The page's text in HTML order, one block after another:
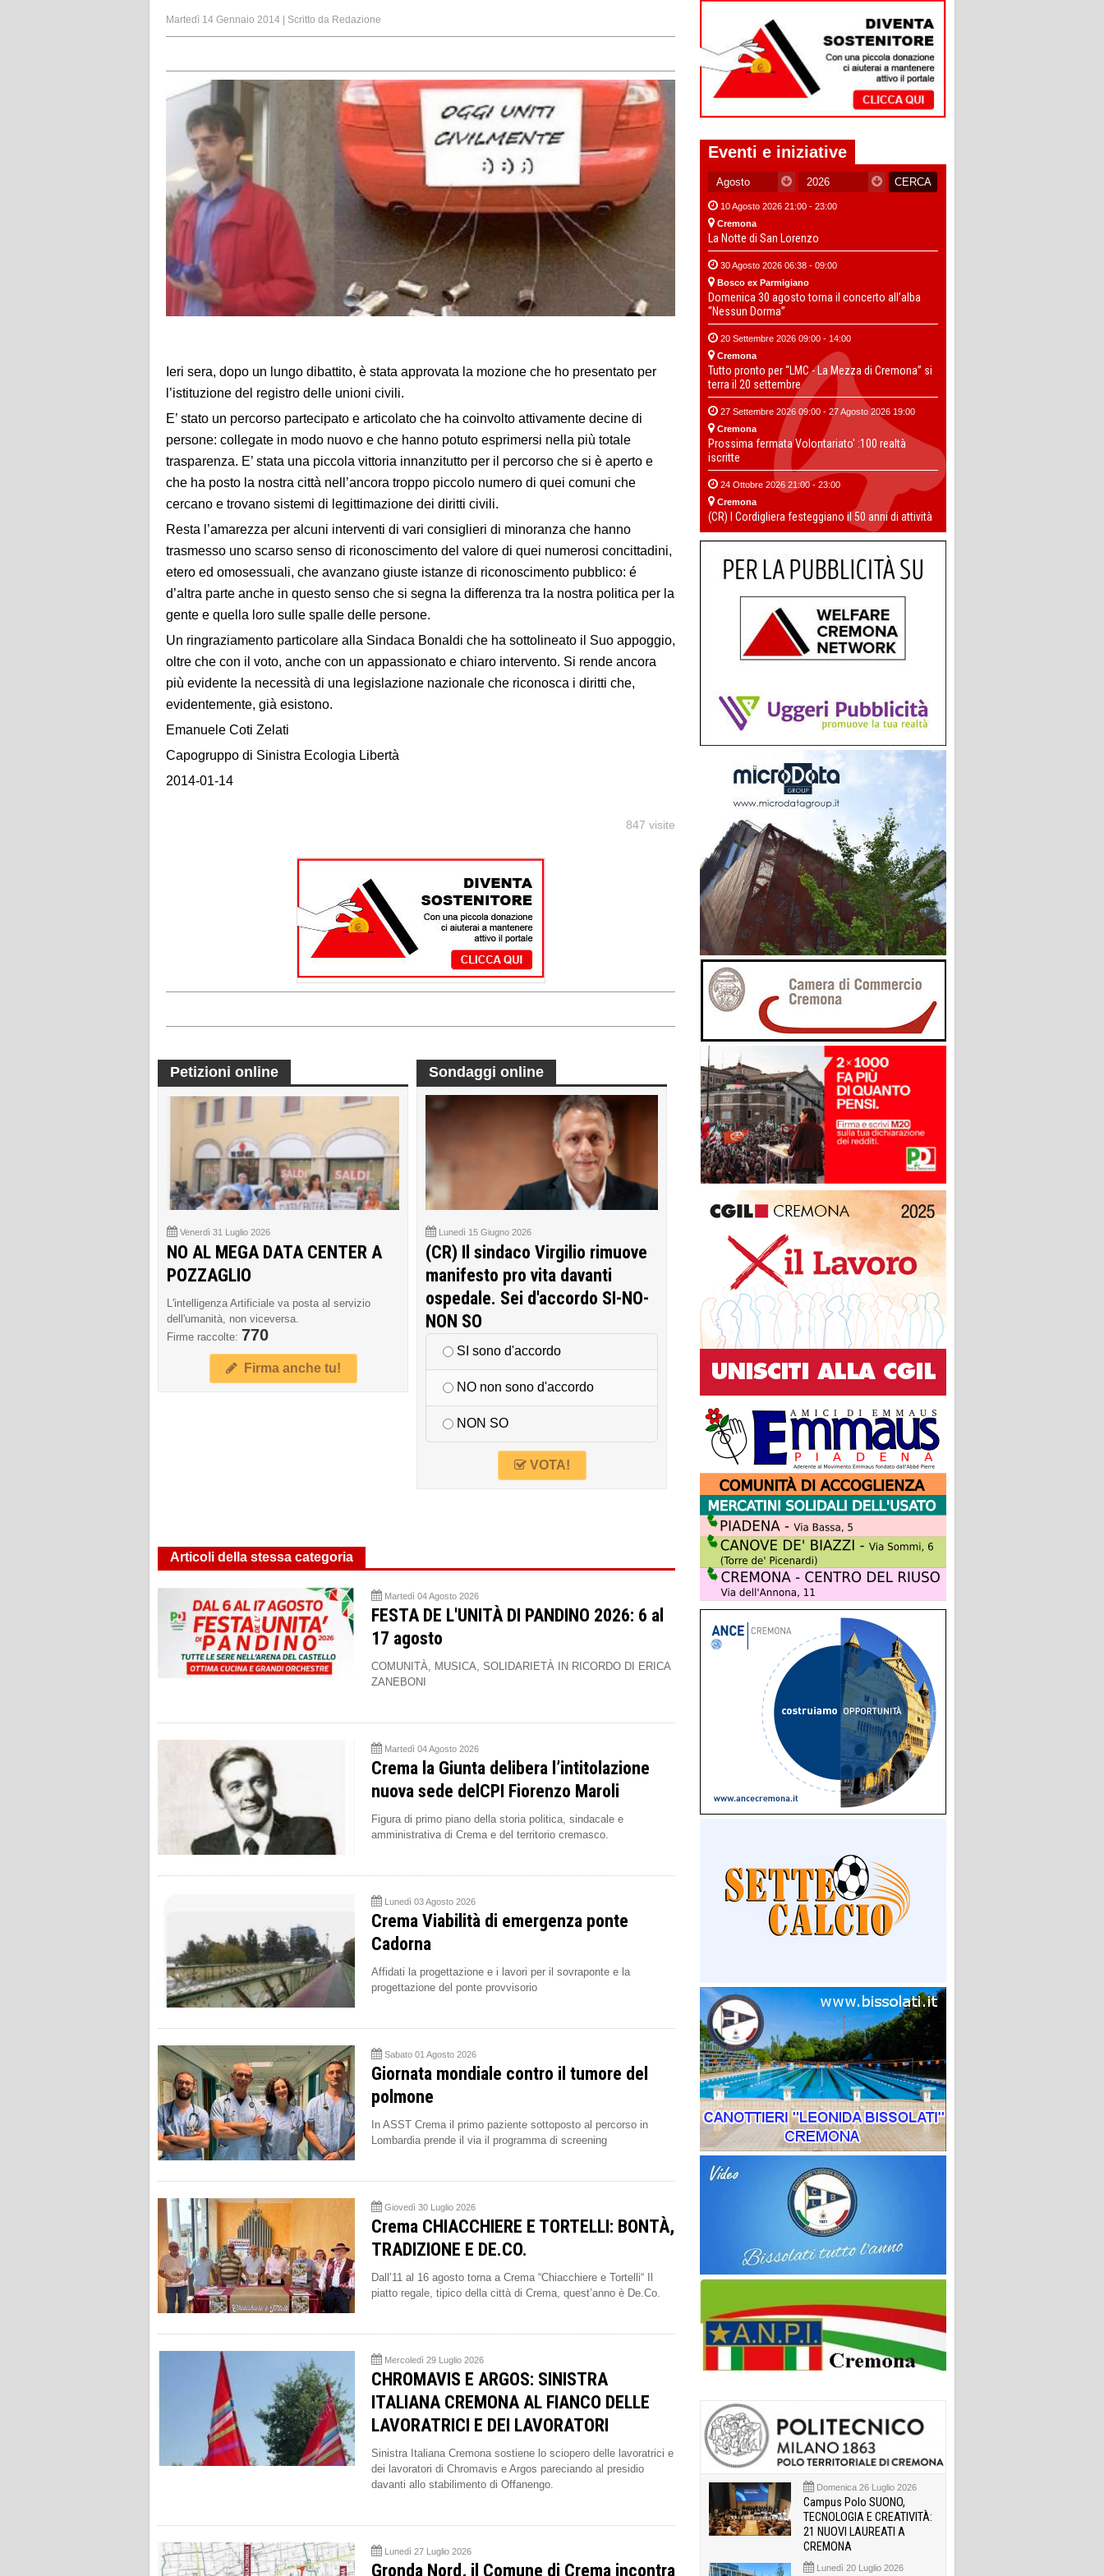
Martedì 14 Gennaio 2014 | Scritto da Redazione
Ieri sera, dopo un lungo dibattito, è stata approvata la mozione che ho presentato per
l’istituzione del registro delle unioni civili.
E’ stato un percorso partecipato e articolato che ha coinvolto attivamente decine di
persone: collegate in modo nuovo e che hanno potuto esprimersi nella più totale
trasparenza. E’ stata una piccola vittoria innanzitutto per il percorso che si è aperto e
che ha posto la nostra città nell’ancora troppo piccolo numero di quei comuni che
cercano e trovano sistemi di legittimazione dei diritti civili.
Resta l’amarezza per alcuni interventi di vari consiglieri di minoranza che hanno
trasmesso uno scarso senso di riconoscimento del valore di quei numerosi concittadini,
etero ed omosessuali, che avanzano giuste istanze di riconoscimento pubblico: é
d’altra parte anche in questo senso che si segna la differenza tra la nostra politica per la
gente e quella loro sulle spalle delle persone.
Un ringraziamento particolare alla Sindaca Bonaldi che ha sottolineato il Suo appoggio,
oltre che con il voto, anche con un appassionato e chiaro intervento. Si rende ancora
più evidente la necessità di una legislazione nazionale che riconosca i diritti che,
evidentemente, già esistono.
Emanuele Coti Zelati
Capogruppo di Sinistra Ecologia Libertà
2014-01-14
847 visite
Petizioni online
Venerdì 31 Luglio 2026
NO AL MEGA DATA CENTER A
POZZAGLIO
L'intelligenza Artificiale va posta al servizio
dell'umanità, non viceversa.
Firme raccolte: 770
Firma anche tu!
Sondaggi online
Lunedì 15 Giugno 2026
(CR) Il sindaco Virgilio rimuove
manifesto pro vita davanti
ospedale. Sei d'accordo SI-NO-
NON SO
SI sono d'accordo
NO non sono d'accordo
NON SO
VOTA!
Articoli della stessa categoria
Martedì 04 Agosto 2026
FESTA DE L'UNITÀ DI PANDINO 2026: 6 al
17 agosto
COMUNITÀ, MUSICA, SOLIDARIETÀ IN RICORDO DI ERICA
ZANEBONI
Martedì 04 Agosto 2026
Crema la Giunta delibera l’intitolazione
nuova sede delCPI Fiorenzo Maroli
Figura di primo piano della storia politica, sindacale e
amministrativa di Crema e del territorio cremasco.
Lunedì 03 Agosto 2026
Crema Viabilità di emergenza ponte
Cadorna
Affidati la progettazione e i lavori per il sovraponte e la
progettazione del ponte provvisorio
Sabato 01 Agosto 2026
Giornata mondiale contro il tumore del
polmone
In ASST Crema il primo paziente sottoposto al percorso in
Lombardia prende il via il programma di screening
Giovedì 30 Luglio 2026
Crema CHIACCHIERE E TORTELLI: BONTÀ,
TRADIZIONE E DE.CO.
Dall’11 al 16 agosto torna a Crema “Chiacchiere e Tortelli“ Il
piatto regale, tipico della città di Crema, quest’anno è De.Co.
Mercoledì 29 Luglio 2026
CHROMAVIS E ARGOS: SINISTRA
ITALIANA CREMONA AL FIANCO DELLE
LAVORATRICI E DEI LAVORATORI
Sinistra Italiana Cremona sostiene lo sciopero delle lavoratrici e
dei lavoratori di Chromavis e Argos pareciando al presidio
davanti allo stabilimento di Offanengo.
Lunedì 27 Luglio 2026
Gronda Nord, il Comune di Crema incontra
Eventi e iniziative
10 Agosto 2026 21:00 - 23:00
Cremona
La Notte di San Lorenzo
30 Agosto 2026 06:38 - 09:00
Bosco ex Parmigiano
Domenica 30 agosto torna il concerto all’alba
“Nessun Dorma”
20 Settembre 2026 09:00 - 14:00
Cremona
Tutto pronto per “LMC - La Mezza di Cremona” si
terra il 20 settembre
27 Settembre 2026 09:00 - 27 Agosto 2026 19:00
Cremona
Prossima fermata Volontariato' :100 realtà
iscritte
24 Ottobre 2026 21:00 - 23:00
Cremona
(CR) I Cordigliera festeggiano il 50 anni di attività
Domenica 26 Luglio 2026
Campus Polo SUONO,
TECNOLOGIA E CREATIVITÀ:
21 NUOVI LAUREATI A
CREMONA
Lunedì 20 Luglio 2026